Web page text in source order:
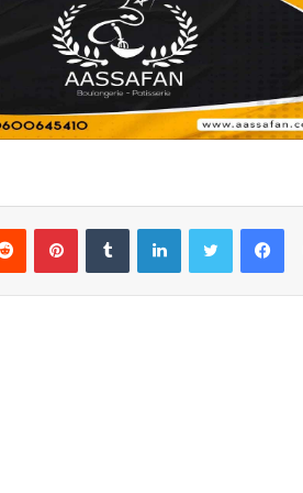
فيسبوك تويتر لينكدإن